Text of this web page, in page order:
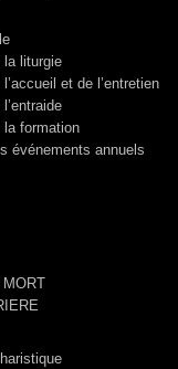
la liturgie
et de l’entretien
formation
événements annuels
MORT